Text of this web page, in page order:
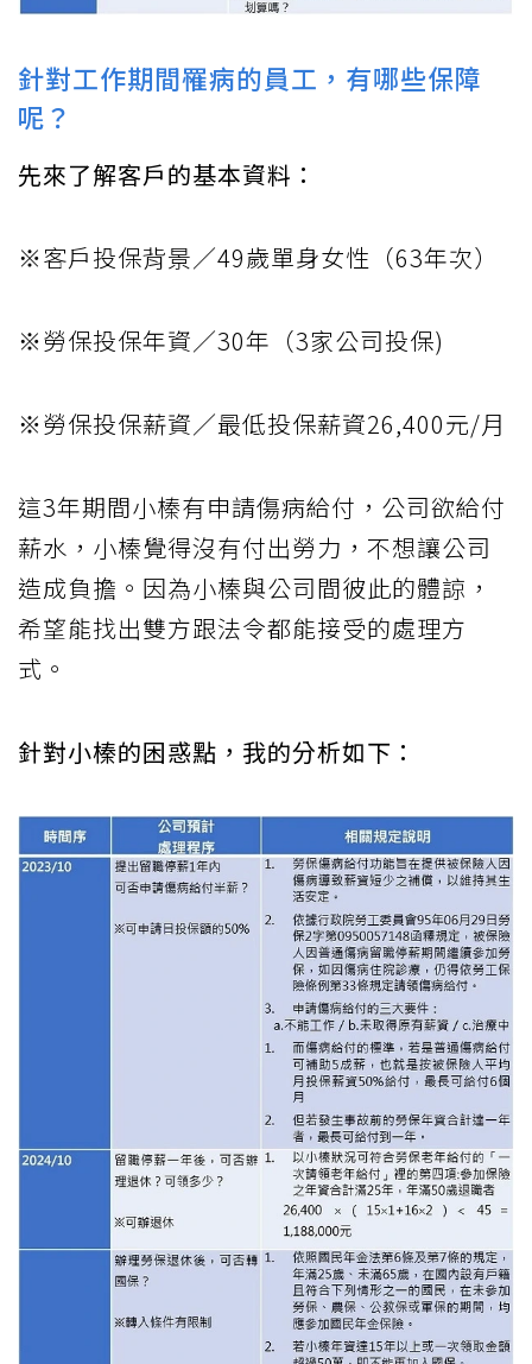
針對工作期間罹病的員工，有哪些保障
呢？
先來了解客戶的基本資料：
※客戶投保背景／49歲單身女性（63年次）
※勞保投保年資／30年（3家公司投保)
※勞保投保薪資／最低投保薪資26,400元/月
這3年期間小榛有申請傷病給付，公司欲給付
薪水，小榛覺得沒有付出勞力，不想讓公司
造成負擔。因為小榛與公司間彼此的體諒，
希望能找出雙方跟法令都能接受的處理方
式。
針對小榛的困惑點，我的分析如下：